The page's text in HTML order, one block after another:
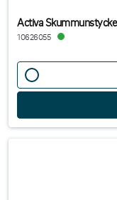
Activa
10626055